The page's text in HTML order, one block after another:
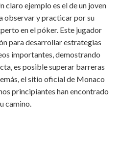
claro ejemplo es el de un joven
observar y practicar por su
en el póker. Este jugador
para desarrollar estrategias
importantes, demostrando
es posible superar barreras
elsitio oficial de Monaco
principiantes han encontrado
camino.